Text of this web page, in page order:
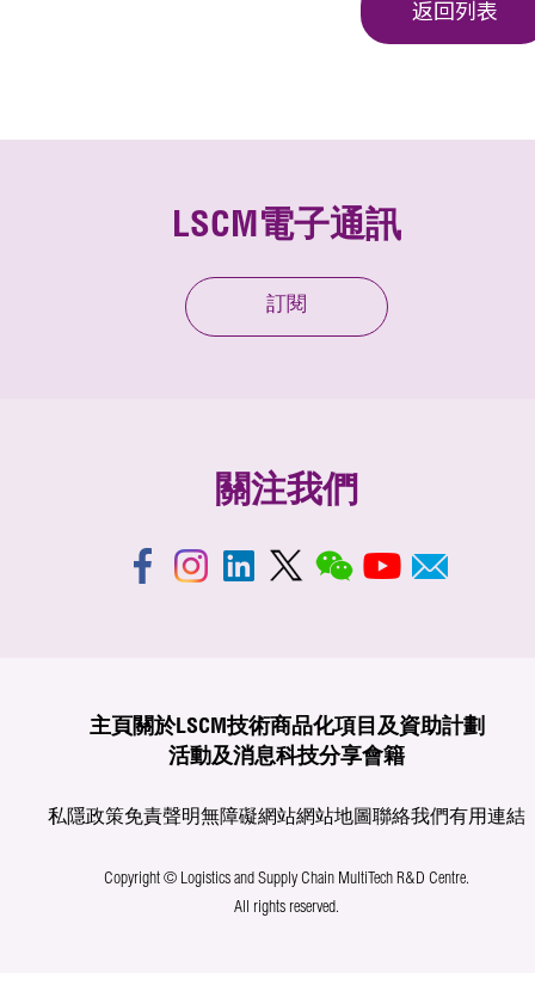
返回列表
LSCM電子通訊
訂閱
關注我們
主頁 關於LSCM技術商品化項目及資助計劃
活動及消息科技分享會籍
私隱政策免責聲明無障礙網站網站地圖聯絡我們有用連結
Copyright © Logistics and Supply Chain MultiTech R&D Centre.
All rights reserved.